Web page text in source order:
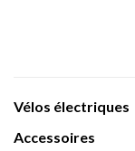
Vélos électriques
Accessoires